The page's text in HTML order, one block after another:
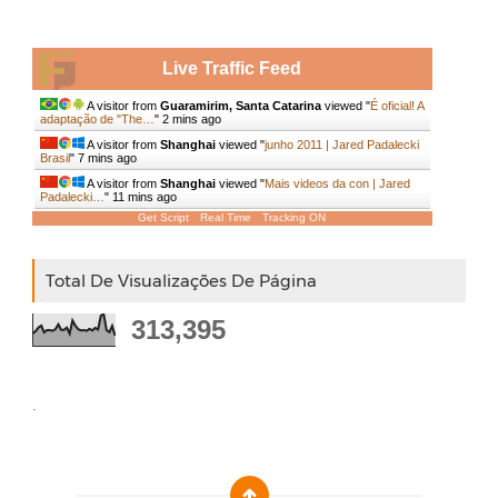
Live Traffic Feed
A visitor from Guaramirim, Santa Catarinaviewed "É oficial! A
adaptação de "The… " 2 mins ago
A visitor from Shanghaiviewed "junho 2011 | Jared Padalecki
Brasil" 7 mins ago
A visitor from Shanghaiviewed "Mais videos da con | Jared
Padalecki… " 11 mins ago
Get Script Real Time Tracking ON
Total De Visualizações De Página
313,395
.